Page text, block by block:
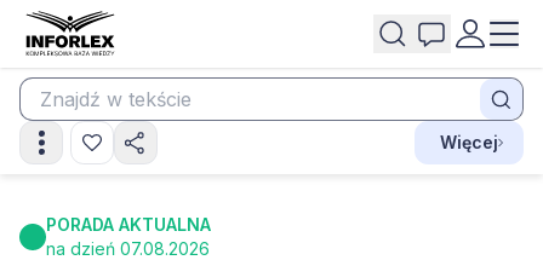
Więcej
PORADA AKTUALNA
na dzień 07.08.2026